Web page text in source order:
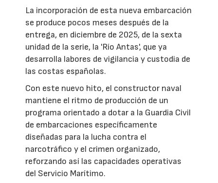
La incorporación de esta nueva embarcación
se produce pocos meses después de la
entrega, en diciembre de 2025, de la sexta
unidad de la serie, la 'Río Antas', que ya
desarrolla labores de vigilancia y custodia de
las costas españolas.
Con este nuevo hito, el constructor naval
mantiene el ritmo de producción de un
programa orientado a dotar a la Guardia Civil
de embarcaciones específicamente
diseñadas para la lucha contra el
narcotráfico y el crimen organizado,
reforzando así las capacidades operativas
del Servicio Marítimo.